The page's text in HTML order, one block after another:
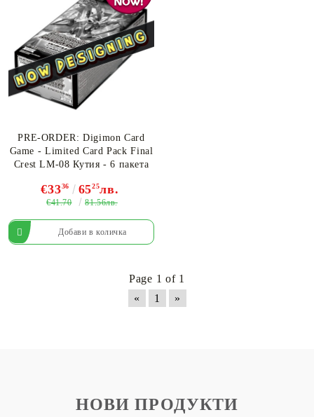
PRE-ORDER: Digimon Card
Game - Limited Card Pack Final
Crest LM-08 Кутия - 6 пакета
€3336 6525лв.
€41.70 81.56лв.
Page 1 of 1
«
1 »
НОВИ ПРОДУКТИ